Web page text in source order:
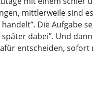
mittlerweile sind
Die Aufgabe
dabei”. Und
entscheiden, sofort